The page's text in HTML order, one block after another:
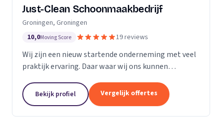
Just-Clean Schoonmaakbedrijf
Groningen, Groningen
10,0Moving Score 19 reviews
Wij zijn een nieuw startende onderneming met veel
praktijk ervaring. Daar waar wij ons kunnen
schijven. Direct antwoord en flexibele
inzetbaarheid....
Bekijk profiel Vergelijk offertes